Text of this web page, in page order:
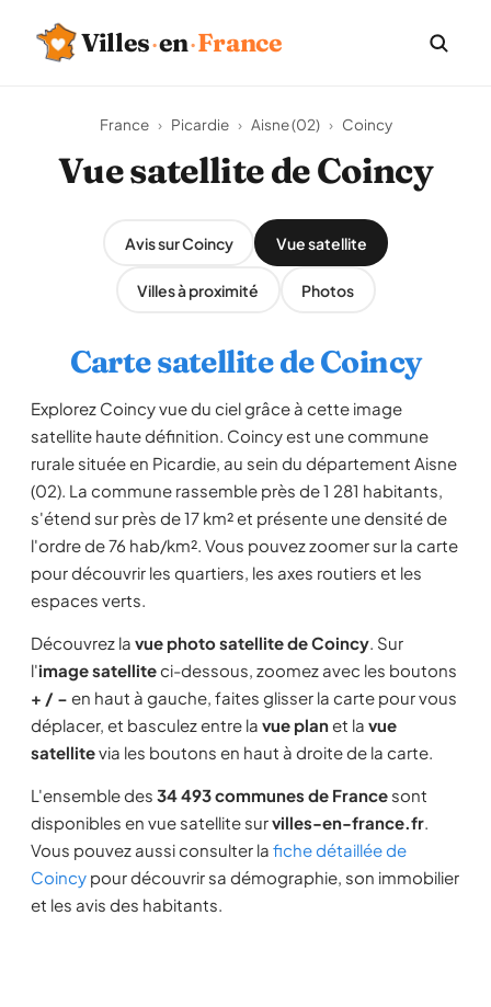
Villes·en·France
France › Picardie › Aisne (02) › Coincy
Vue satellite de Coincy
Avis sur Coincy Vue satellite
Villes à proximité Photos
Carte satellite de Coincy
Explorez Coincy vue du ciel grâce à cette image
satellite haute définition. Coincy est une commune
rurale située en Picardie, au sein du département Aisne
(02). La commune rassemble près de 1 281 habitants,
s'étend sur près de 17 km² et présente une densité de
l'ordre de 76 hab/km². Vous pouvez zoomer sur la carte
pour découvrir les quartiers, les axes routiers et les
espaces verts.
Découvrez la vue photo satellite de Coincy. Sur
l'image satelliteci-dessous, zoomez avec les boutons
+ / − en haut à gauche, faites glisser la carte pour vous
déplacer, et basculez entre la vue planet la vue
satellitevia les boutons en haut à droite de la carte.
L'ensemble des 34 493 communes de France sont
disponibles en vue satellite survilles-en-france.fr.
Vous pouvez aussi consulter la fiche détaillée de
Coincy pour découvrir sa démographie, son immobilier
et les avis des habitants.